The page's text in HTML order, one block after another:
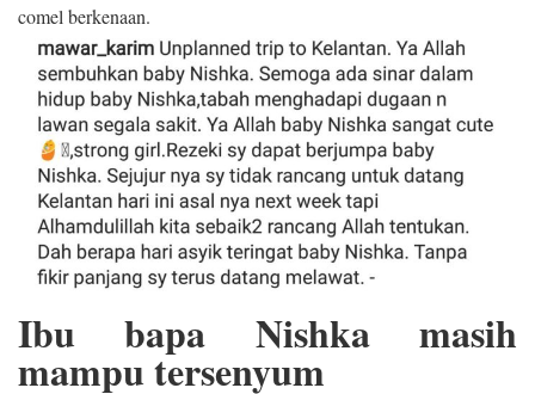
comel berkenaan.
Ibu bapa Nishka masih
mampu tersenyum